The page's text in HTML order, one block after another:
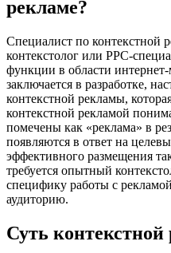
рекламе?
Специалист по контекстной
контекстолог или PPC-
функции в области интернет-
заключается в разработке,
контекстной рекламы,
контекстной рекламой
помечены как «реклама» в
появляются в ответ на
эффективного размещения
требуется опытный
специфику работы с
аудиторию.
Суть